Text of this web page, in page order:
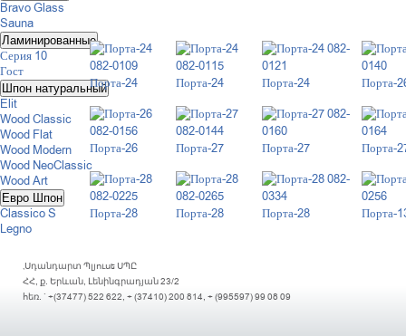
Bravo Glass
Sauna
Ламинированные
Серия 10
Гост
Шпон натуральный
Elit
Wood Classic
Wood Flat
Wood Modern
Wood NeoClassic
Wood Art
Евро Шпон
Classico S
Legno
Порта-24 Порта-24 Порта-24 Порта-
Порта-26 Порта-27 Порта-27 Порта-
Порта-28 Порта-28 Порта-28 Порта-
«Սդանդարտ Պլյուս» ՍՊԸ
ՀՀ, ք. Երևան, Լենինգրադյան 23/2
հեռ. ` +(37477) 522 622, + (37410) 200 814, + (995597) 99 08 09